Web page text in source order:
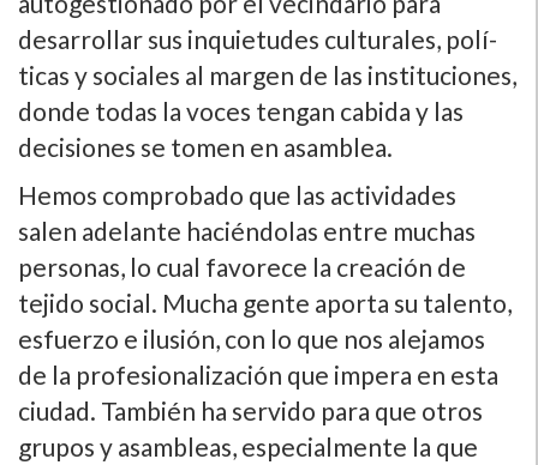
desarrollar sus inquietudes culturales, polí­
ticas y sociales al margen de las instituciones,
donde todas la voces tengan cabida y las
decisiones se tomen en asamblea.
Hemos comprobado que las actividades
salen adelante haciéndolas entre muchas
personas, lo cual favorece la creación de
tejido social. Mucha gente aporta su talento,
esfuerzo e ilusión, con lo que nos alejamos
de la profesionalización que impera en esta
ciudad. También ha servido para que otros
grupos y asambleas, especialmente la que